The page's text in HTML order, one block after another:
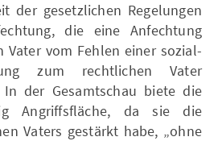
der gesetzlichen Regelungen
die eine Anfechtung
vom Fehlen einer sozial-
zum rechtlichen Vater
der Gesamtschau biete die
Angriffsfläche, da sie die
Vaters gestärkt habe, „ohne